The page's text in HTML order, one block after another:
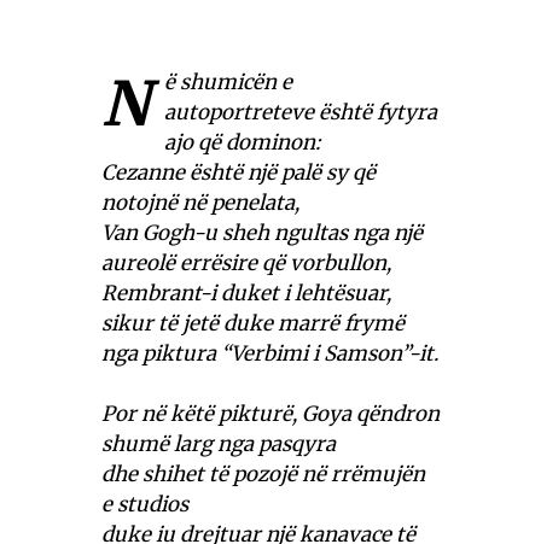
N ë shumicën e
autoportreteve është fytyra
ajo që dominon:
Cezanne është një palë sy që
notojnë në penelata,
Van Gogh-u sheh ngultas nga një
aureolë errësire që vorbullon,
Rembrant-i duket i lehtësuar,
sikur të jetë duke marrë frymë
nga piktura “Verbimi i Samson”-it.
Por në këtë pikturë, Goya qëndron
shumë larg nga pasqyra
dhe shihet të pozojë në rrëmujën
e studios
duke iu drejtuar një kanavace të